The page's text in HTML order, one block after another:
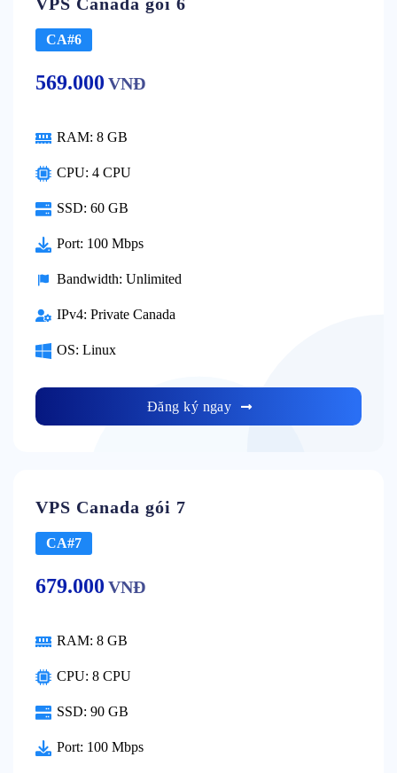
CA#6
569.000 VNĐ
RAM: 8 GB
CPU: 4 CPU
SSD: 60 GB
Port: 100 Mbps
Bandwidth: Unlimited
IPv4: Private Canada
OS: Linux
Đăng ký ngay
VPS Canada gói 7
CA#7
679.000 VNĐ
RAM: 8 GB
CPU: 8 CPU
SSD: 90 GB
Port: 100 Mbps